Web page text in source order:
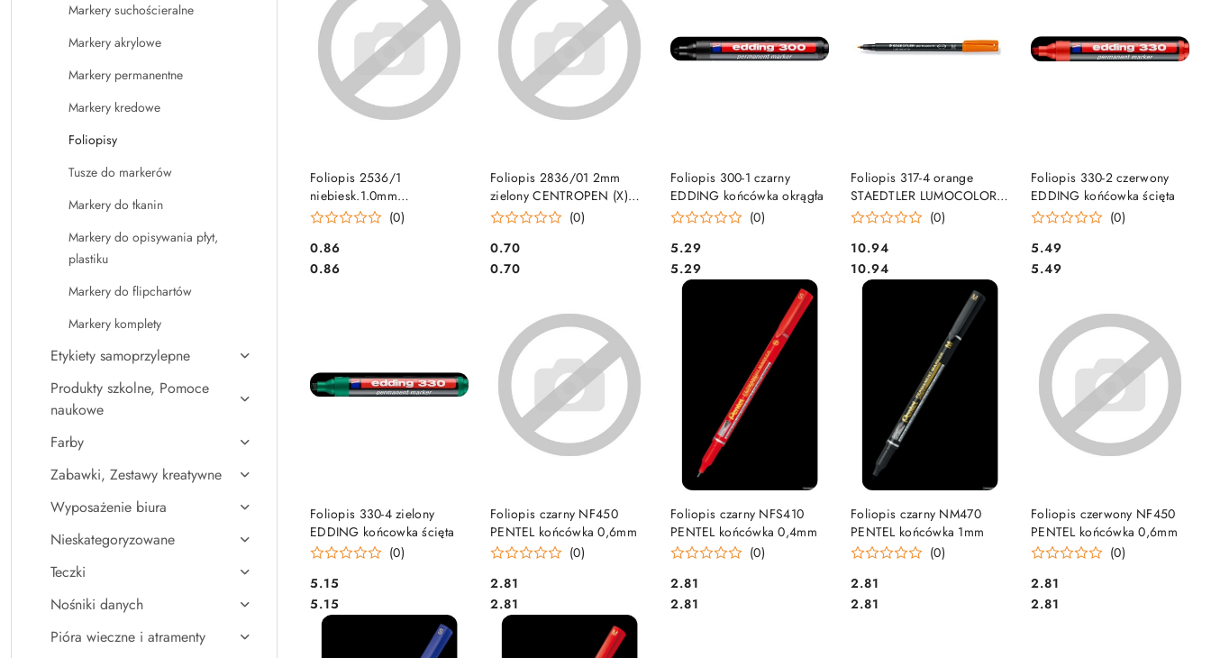
Markery suchościeralne
Markery akrylowe
Markery permanentne
Markery kredowe
Foliopisy
Tusze do markerów
Markery do tkanin
Markery do opisywania płyt,
plastiku
Markery do flipchartów
Markery komplety
Etykiety samoprzylepne
Produkty szkolne, Pomoce
naukowe
Farby
Zabawki, Zestawy kreatywne
Wyposażenie biura
Nieskategoryzowane
Teczki
Nośniki danych
Pióra wieczne i atramenty
Foliopis 2536/1
niebiesk.1.0mm
CENTROPEN (X) SALE
(0)
Cena:
0.86
Cena:
0.86
DO KOSZYKA
Foliopis 2836/01 2mm
zielony CENTROPEN (X)
SALE
(0)
Cena:
0.70
Cena:
0.70
DO KOSZYKA
Foliopis 300-1 czarny
EDDING końcówka okrągła
(0)
Cena:
5.29
Cena:
5.29
DO KOSZYKA
Foliopis 317-4 orange
STAEDTLER LUMOCOLOR
pomarańcz
(0)
Cena:
10.94
Cena:
10.94
DO KOSZYKA
Foliopis 330-2 czerwony
EDDING końćowka ścięta
(0)
Cena:
5.49
Cena:
5.49
DO KOSZYKA
Foliopis 330-4 zielony
EDDING końcowka ścięta
(0)
Cena:
5.15
Cena:
5.15
DO KOSZYKA
Foliopis czarny NF450
PENTEL końcówka 0,6mm
(0)
Cena:
2.81
Cena:
2.81
DO KOSZYKA
Foliopis czarny NFS410
PENTEL końcówka 0,4mm
(0)
Cena:
2.81
Cena:
2.81
DO KOSZYKA
Foliopis czarny NM470
PENTEL końcówka 1mm
(0)
Cena:
2.81
Cena:
2.81
DO KOSZYKA
Foliopis czerwony NF450
PENTEL końcówka 0,6mm
(0)
Cena:
2.81
Cena:
2.81
DO KOSZYKA